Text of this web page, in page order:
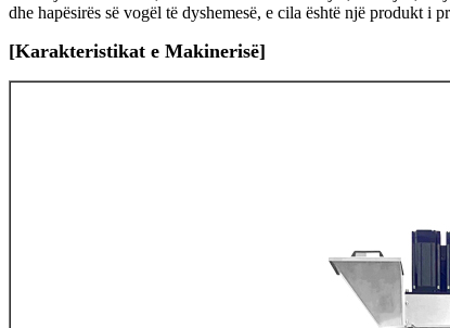
dhe hapësirës së vogël të dyshemesë, e cila është një produkt i
[Karakteristikat e Makinerisë]